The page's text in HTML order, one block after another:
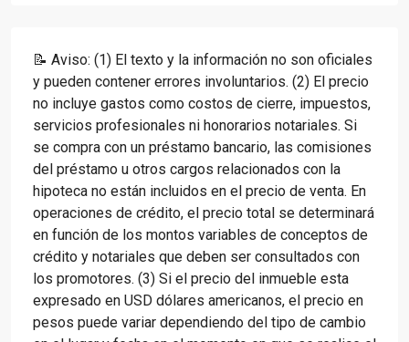
📝 Aviso: (1) El texto y la información no son oficiales
y pueden contener errores involuntarios. (2) El precio
no incluye gastos como costos de cierre, impuestos,
servicios profesionales ni honorarios notariales. Si
se compra con un préstamo bancario, las comisiones
del préstamo u otros cargos relacionados con la
hipoteca no están incluidos en el precio de venta. En
operaciones de crédito, el precio total se determinará
en función de los montos variables de conceptos de
crédito y notariales que deben ser consultados con
los promotores. (3) Si el precio del inmueble esta
expresado en USD dólares americanos, el precio en
pesos puede variar dependiendo del tipo de cambio